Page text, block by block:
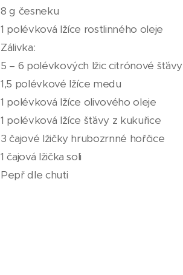
8 g česneku
1 polévková lžíce rostlinného oleje
Zálivka:
5 – 6 polévkových lžic citrónové šťávy
1,5 polévkové lžíce medu
1 polévková lžíce olivového oleje
1 polévková lžíce šťávy z kukuřice
3 čajové lžičky hrubozrnné hořčice
1 čajová lžička soli
Pepř dle chuti